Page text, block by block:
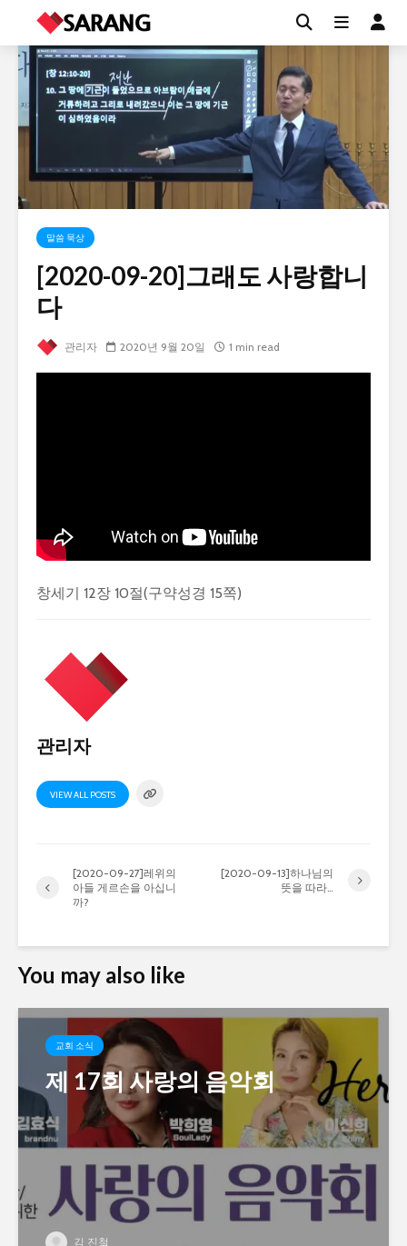
말씀 묵상
[2020-09-20]그래도 사랑합니
다
관리자 2020년 9월 20일 1 min read
창세기 12장 10절(구약성경 15쪽)
관리자
VIEW ALL POSTS
[2020-09-27]레위의
아들 게르손을 아십니
까?
[2020-09-13]하나님의
뜻을 따라…
You may also like
교회 소식
제 17회 사랑의 음악회
김 진철